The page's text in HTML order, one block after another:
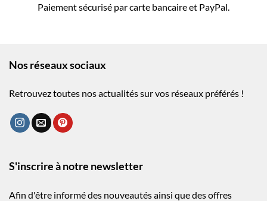
Paiement sécurisé par carte bancaire et PayPal.
Nos réseaux sociaux
Retrouvez toutes nos actualités sur vos réseaux préférés !
S'inscrire à notre newsletter
Afin d'être informé des nouveautés ainsi que des offres